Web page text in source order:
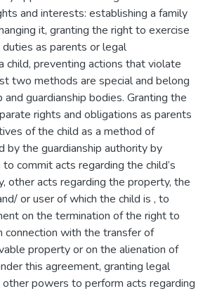
and interests: establishing a family
it, granting the right to exercise
as parents or legal
child, preventing actions that violate
two methods are special and belong
guardianship bodies. Granting the
rights and obligations as parents
of the child as a method of
by the guardianship authority by
commit acts regarding the child’s
other acts regarding the property, the
or user of which the child is , to
on the termination of the right to
connection with the transfer of
property or on the alienation of
this agreement, granting legal
powers to perform acts regarding